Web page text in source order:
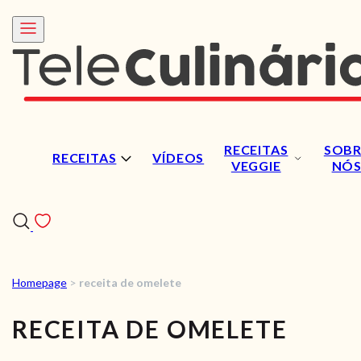
RECEITAS VÍDEOS
RECEITAS
VEGGIE
NÓS
RECEITAS
VÍDEOS
Homepage > receita de omelete
RECEITA DE OMELETE